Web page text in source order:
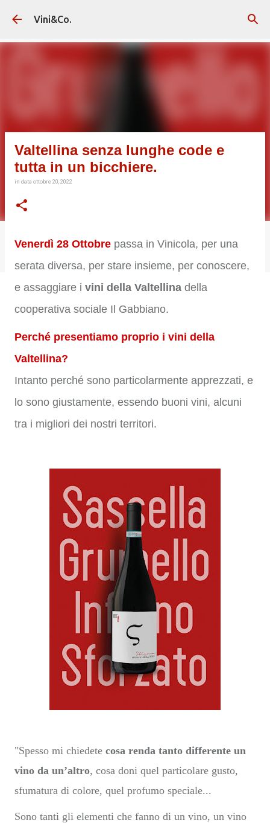
Vini&Co.
Valtellina senza lunghe code e
tutta in un bicchiere.
in data ottobre 20, 2022
Venerdì 28 Ottobre passa in Vinicola, per una
serata diversa, per stare insieme, per conoscere,
e assaggiare i vini della Valtellina della
cooperativa sociale Il Gabbiano.
Perché presentiamo proprio i vini della
Valtellina?
Intanto perché sono particolarmente apprezzati, e
lo sono giustamente, essendo buoni vini, alcuni
tra i migliori dei nostri territori.
"Spesso mi chiedete cosa renda tanto differente un
vino da un’altro, cosa doni quel particolare gusto,
sfumatura di colore, quel profumo speciale...
Sono tanti gli elementi che fanno di un vino, un vino